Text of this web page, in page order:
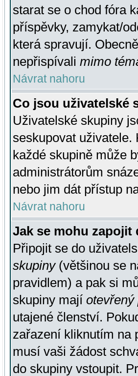
starat se o chod fóra
příspěvky, zamykat/
která spravují.
nepřispívali mimo
Návrat nahoru
Co jsou uživatelské
Uživatelské skupiny
seskupovat uživatele.
každé skupině může
administrátorům
nebo jim dát přístup
Návrat nahoru
Jak se mohu zapojit
Připojit se do
skupiny(většinou se
pravidlem) a pak si
skupiny mají otevřený
utajené členství.
zařazení kliknutím na
musí vaši žádost
do skupiny vstoupit.